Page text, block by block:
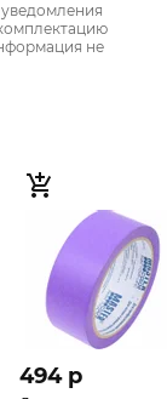
не
494 p